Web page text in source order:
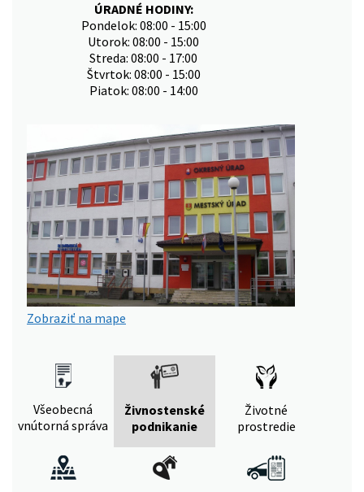
ÚRADNÉ HODINY:
Pondelok: 08:00 - 15:00
Utorok: 08:00 - 15:00
Streda: 08:00 - 17:00
Štvrtok: 08:00 - 15:00
Piatok: 08:00 - 14:00
Zobraziť na mape
Všeobecná
vnútorná správa
Živnostenské
podnikanie
Životné
prostredie